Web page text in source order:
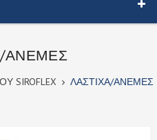
ΑΝΕΜΕΣ
SIROFLEX ΛΑΣΤΙΧΑ/ΑΝΕΜΕΣ